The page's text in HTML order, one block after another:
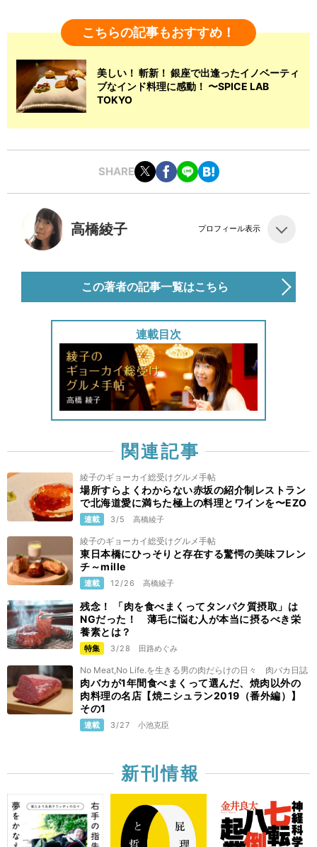
こちらの記事もおすすめ！
美しい！ 斬新！ 銀座で出逢ったイノベーティ
ブなインド料理に感動！ 〜SPICE LAB
TOKYO
SHARE
高橋綾子 プロフィール表示
この著者の記事一覧はこちら
連載目次
関連記事
綾子のギョーカイ総受けグルメ手帖
場所すらよくわからない赤坂の紹介制レストラン
で北海道愛に満ちた極上の料理とワインを〜EZO
連載 3/5 高橋綾子
綾子のギョーカイ総受けグルメ手帖
東日本橋にひっそりと存在する驚愕の美味フレン
チ～mille
連載 12/26 高橋綾子
残念！ 「肉を食べまくってタンパク質摂取」は
NGだった！ 薄毛に悩む人が本当に摂るべき栄
養素とは？
特集 3/28 田路めぐみ
No Meat,No Life.を生きる男の肉だらけの日々 肉バカ日誌
肉バカが1年間食べまくって選んだ、焼肉以外の
肉料理の名店【焼ニシュラン2019（番外編）】
その1
連載 3/27 小池克臣
新刊情報